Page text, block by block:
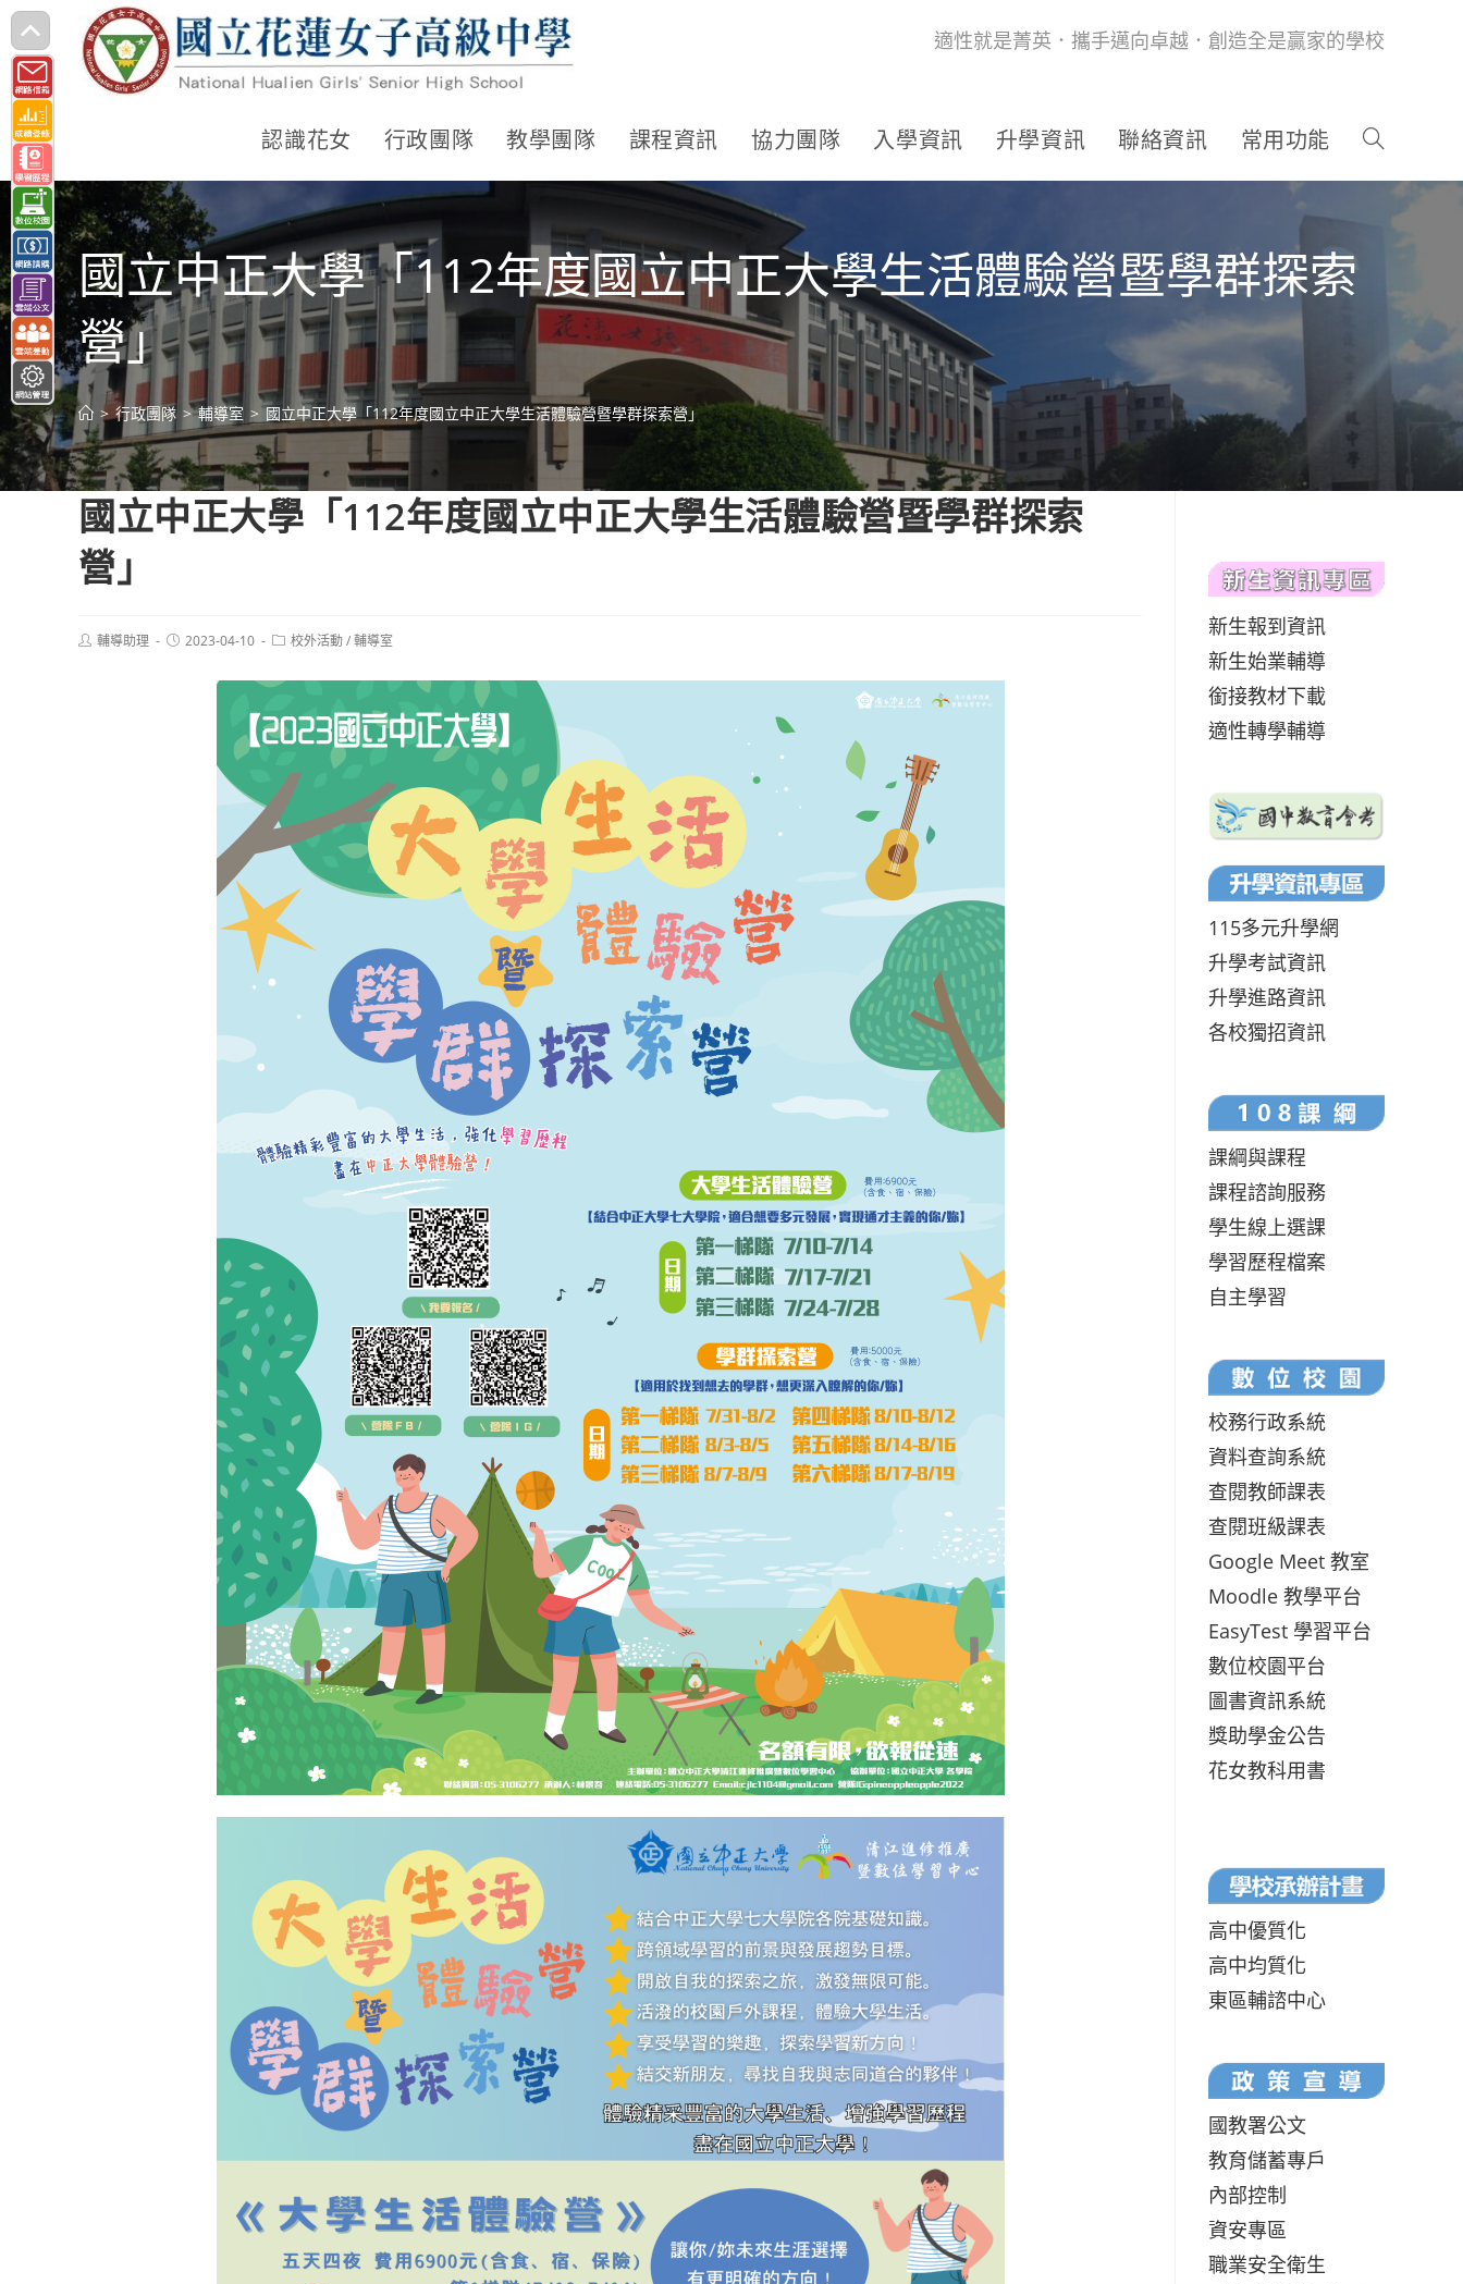
跳
轉
至
主
要
內
容
適性就是菁英．攜手邁向卓越．創造全是贏家的學校
認識花女 行政團隊 教學團隊 課程資訊 協力團隊 入學資訊 升學資訊 聯絡資訊 常用功能
國立中正大學「112年度國立中正大學生活體驗營暨學群探索
營」
> 行政團隊 > 輔導室 > 國立中正大學「112年度國立中正大學生活體驗營暨學群探索營」
國立中正大學「112年度國立中正大學生活體驗營暨學群探索
營」
Post輔導助理
Post2023-04-10
Post校外活動/輔導室
新生報到資訊
新生始業輔導
銜接教材下載
適性轉學輔導
115多元升學網
升學考試資訊
升學進路資訊
各校獨招資訊
課綱與課程
課程諮詢服務
學生線上選課
學習歷程檔案
自主學習
校務行政系統
資料查詢系統
查閱教師課表
查閱班級課表
Google Meet 教室
Moodle 教學平台
EasyTest 學習平台
數位校園平台
圖書資訊系統
獎助學金公告
花女教科用書
高中優質化
高中均質化
東區輔諮中心
國教署公文
教育儲蓄專戶
內部控制
資安專區
職業安全衛生